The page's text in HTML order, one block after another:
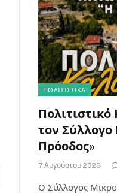
ΠΟΛΙΤΙΣΤΙΚΑ
τον
Πρόοδος»
7 Αυγούστου 2026
Ο Σύλλογος